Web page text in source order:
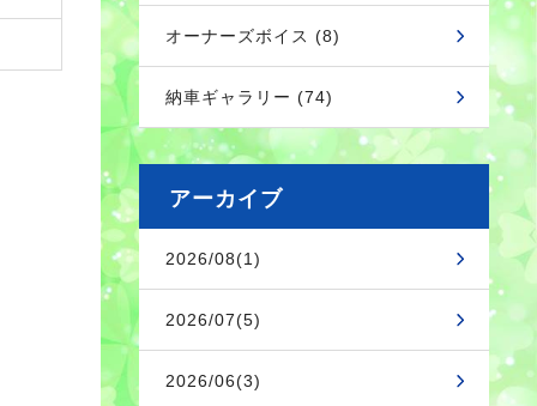
オーナーズボイス (8)
納車ギャラリー (74)
アーカイブ
2026/08(1)
2026/07(5)
2026/06(3)